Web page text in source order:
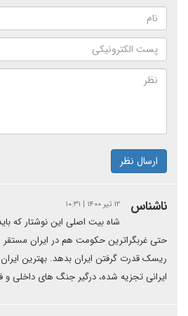
ارسال نظر
ناشناس ۱۲ تیر ۱۴۰۰ | ۱۰:۳۱
شاه بیت اصلی این نوشتار که
حتی غربگراترین حکومت هم در ایران مستقر
ریسک قدرت گرفتن ایران بدهد. بهترین ایران
ایرانی تجزیه شده، درگیر جنگ های داخلی و